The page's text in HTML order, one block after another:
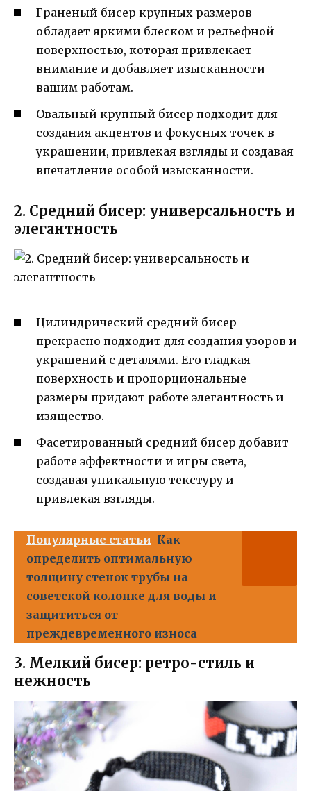
Граненый бисер крупных размеров
обладает яркими блеском и рельефной
поверхностью, которая привлекает
внимание и добавляет изысканности
вашим работам.
Овальный крупный бисер подходит для
создания акцентов и фокусных точек в
украшении, привлекая взгляды и создавая
впечатление особой изысканности.
2. Средний бисер: универсальность и
элегантность
Цилиндрический средний бисер
прекрасно подходит для создания узоров и
украшений с деталями. Его гладкая
поверхность и пропорциональные
размеры придают работе элегантность и
изящество.
Фасетированный средний бисер добавит
работе эффектности и игры света,
создавая уникальную текстуру и
привлекая взгляды.
Популярные статьи Как
определить оптимальную
толщину стенок трубы на
советской колонке для воды и
защититься от
преждевременного износа
3. Мелкий бисер: ретро-стиль и
нежность